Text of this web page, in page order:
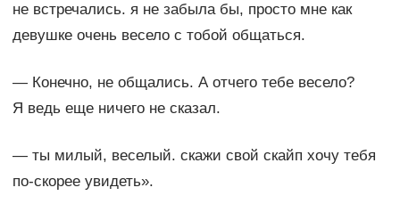
не встречались. я не забыла бы, просто мне как
девушке очень весело с тобой общаться.
— Конечно, не общались. А отчего тебе весело?
Я ведь еще ничего не сказал.
— ты милый, веселый. скажи свой скайп хочу тебя
по-скорее увидеть».